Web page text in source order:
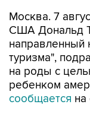
Москва. 7
США Дональд
направленный
туризма",
на роды с
ребенком
сообщается на